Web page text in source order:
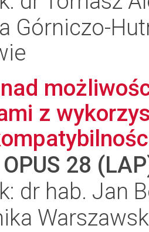
Górniczo-
z
OPUS 28
dr hab. Jan